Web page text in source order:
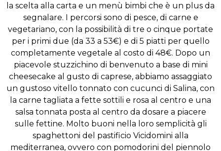
la scelta alla carta e un menù bimbi che è un plus da
segnalare. I percorsi sono di pesce, di carne e
vegetariano, con la possibilità di tre o cinque portate
per i primi due (da 33 a 53€) e di 5 piatti per quello
completamente vegetale al costo di 48€. Dopo un
piacevole stuzzichino di benvenuto a base di mini
cheesecake al gusto di caprese, abbiamo assaggiato
un gustoso vitello tonnato con cucunci di Salina, con
la carne tagliata a fette sottili e rosa al centro e una
salsa tonnata posta al centro da dosare a piacere
sulle fettine. Molto buoni nella loro semplicità gli
spaghettoni del pastificio Vicidomini alla
mediterranea, ovvero con pomodorini del piennolo